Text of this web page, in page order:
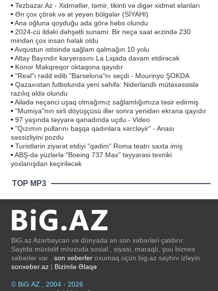
• Tezbazar.Az - Xidmətlər, təmir, tikinti və digər xidmət elanları
• Ən çox çörək və ət yeyən bölgələr (SİYAHI)
•Ana oğluna qoyduğu ada görə həbs olundu
• 2024-cü ildəki dəhşətli sunami: Bir neçə saat ərzində 230
mindən çox insan həlak oldu
•Avqustun istisində sağlam qalmağın 10 yolu
•Altay Bayındır karyerasını La Liqada davam etdirəcək
• Konor Makqreqor oktaqona qayıdır
• "Real"ı rədd edib "Barselona"nı seçdi - Mourinyo ŞOKDA
• Qazaxıstan futbolunda yeni səhifə: Niderlandlı mütəxəssislə
razılıq əldə olundu
•Ailədə neçənci uşaq olmağımız sağlamlığımıza təsir edirmiş
• "Mumiya"nın sirli döyüşçüsü illər sonra yenidən ekrana qayıdır
• 97 yaşında təyyarə qanadında uçdu - Video
• "Qızımın pullarını başqa qadınlara xərcləyir" - Anası
səssizliyini pozdu
• Turistlərin ziyarət etdiyi "qədim" Roma teatrı saxta imiş
•ABŞ-də yüzlərlə "Boeing 737 Max" təyyarəsi texniki
yoxlanışdan keçiriləcək
TOP MP3
BiG.az Azərbaycan və dünyada ən son xəbərləri çatdırır.
Saytda müxtəlif mövzuda sosial , siyasi, maraqlı, şou biznes
xəbərlər var . son xeberler oxumaq üçün big.az saytını izləyin .
sonxeber.az | Bizimlə Əlaqə
© BiG.AZ , 2004 - 2026